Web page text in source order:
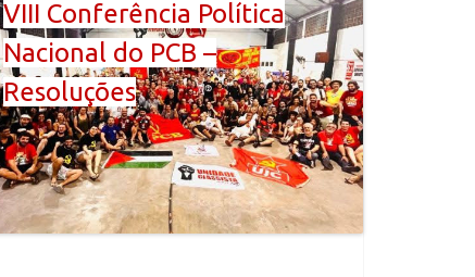
VIII Conferência Política
Nacional do PCB –
Resoluções